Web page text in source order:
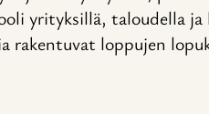
yrityksillä, taloudella
rakentuvat loppujen